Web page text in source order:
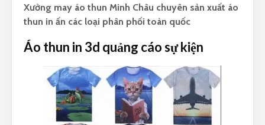
Xưởng may áo thun Minh Châu chuyên sản xuất áo
thun in ấn các loại phân phối toàn quốc
Áo thun in 3d quảng cáo sự kiện